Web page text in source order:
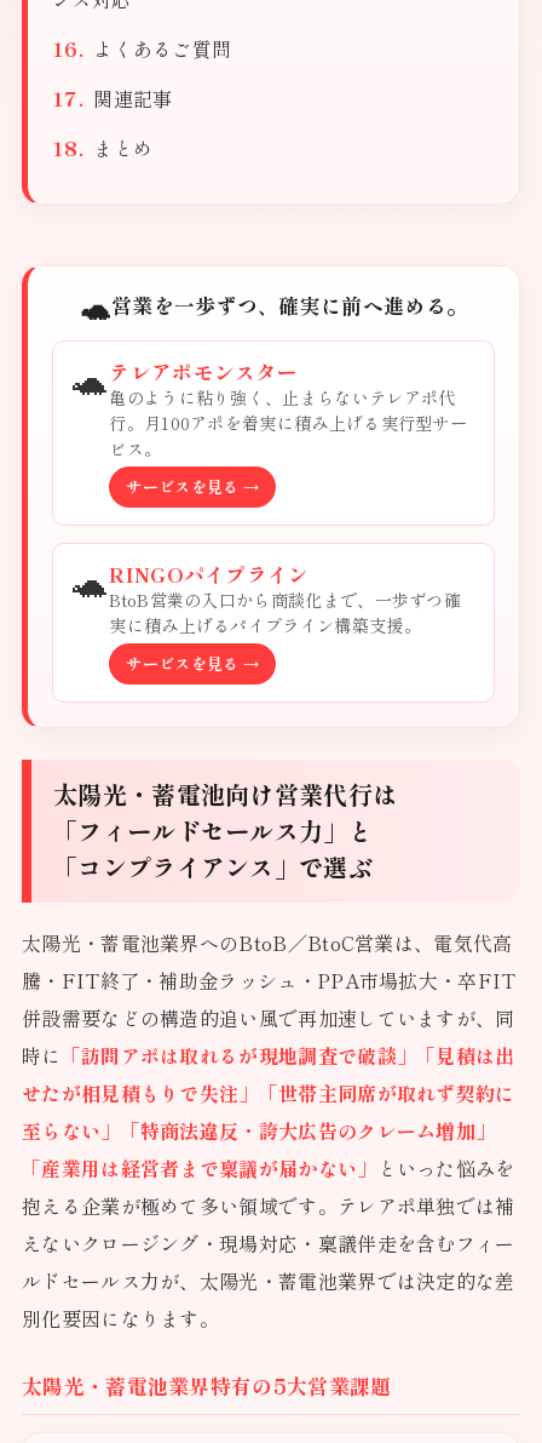
よくあるご質問
関連記事
まとめ
🐢営業を一歩ずつ、確実に前へ進める。
🐢 テレアポモンスター
亀のように粘り強く、止まらないテレアポ代
行。月100アポを着実に積み上げる実行型サー
ビス。
サービスを見る →
🐢RINGOパイプライン
BtoB営業の入口から商談化まで、一歩ずつ確
実に積み上げるパイプライン構築支援。
サービスを見る →
太陽光・蓄電池向け営業代行は
「フィールドセールス力」と
「コンプライアンス」で選ぶ
太陽光・蓄電池業界へのBtoB／BtoC営業は、電気代高
騰・FIT終了・補助金ラッシュ・PPA市場拡大・卒FIT
併設需要などの構造的追い風で再加速していますが、同
時に 「訪問アポは取れるが現地調査で破談」「見積は出
せたが相見積もりで失注」「世帯主同席が取れず契約に
至らない」「特商法違反・誇大広告のクレーム増加」
「産業用は経営者まで稟議が届かない」
といった悩みを
抱える企業が極めて多い領域です。テレアポ単独では補
えないクロージング・現場対応・稟議伴走を含むフィー
ルドセールス力が、太陽光・蓄電池業界では決定的な差
別化要因になります。
太陽光・蓄電池業界特有の5大営業課題